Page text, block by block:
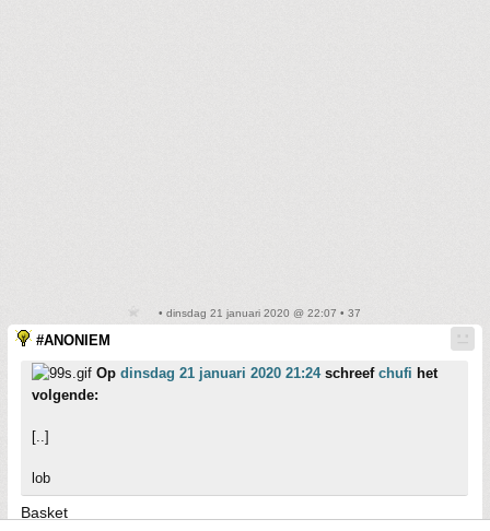
• dinsdag 21 januari 2020 @ 22:07 • 37
#ANONIEM
Op dinsdag 21 januari 2020 21:24schreef chufi het
volgende:
[..]
lob
Basket